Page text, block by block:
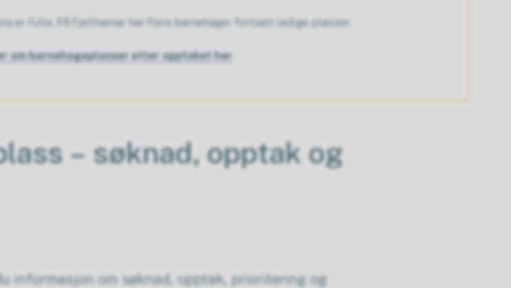
er fulle. På Fjellhamar har flere barnehager fortsatt ledige plasser.
om barnehageplasser etter opptaket her
– søknad, opptak og
informasjon om søknad, opptak, prioritering og